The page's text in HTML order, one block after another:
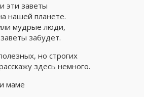
эти заветы
нашей планете.
мудрые люди,
забудет.
но строгих
здесь немного.
маме